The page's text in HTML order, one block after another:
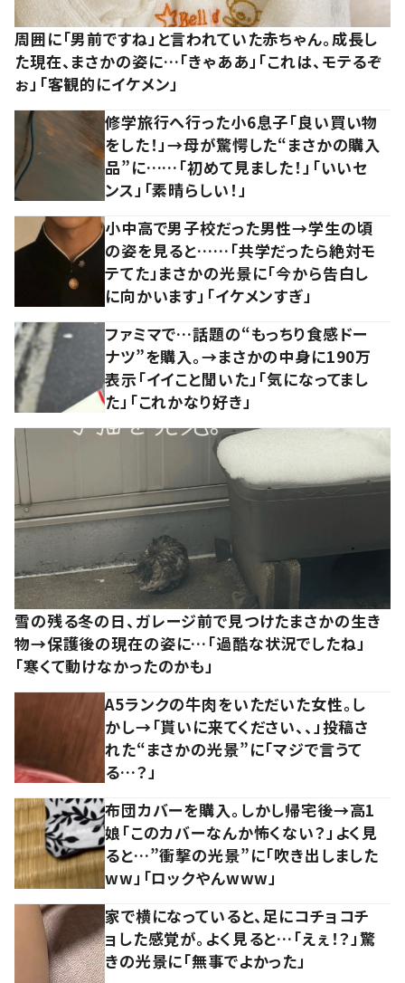
周囲に「男前ですね」と言われていた赤ちゃん。成長し
た現在、まさかの姿に…「きゃああ」「これは、モテるぞ
ぉ」「客観的にイケメン」
修学旅行へ行った小6息子「良い買い物
をした！」→母が驚愕した“まさかの購入
品”に……「初めて見ました！」「いいセ
ンス」「素晴らしい！」
小中高で男子校だった男性→学生の頃
の姿を見ると……「共学だったら絶対モ
テてた」まさかの光景に「今から告白し
に向かいます」「イケメンすぎ」
ファミマで…話題の“もっちり食感ドー
ナツ”を購入。→まさかの中身に190万
表示「イイこと聞いた」「気になってまし
た」「これかなり好き」
雪の残る冬の日、ガレージ前で見つけたまさかの生き
物→保護後の現在の姿に…「過酷な状況でしたね」
「寒くて動けなかったのかも」
A5ランクの牛肉をいただいた女性。し
かし→「貰いに来てください、、」投稿さ
れた“まさかの光景”に「マジで言うて
る…？」
布団カバーを購入。しかし帰宅後→高1
娘「このカバーなんか怖くない？」よく見
ると…”衝撃の光景”に「吹き出しました
ww」「ロックやんwww」
家で横になっていると、足にコチョコチ
ョした感覚が。よく見ると…「えぇ！？」驚
きの光景に「無事でよかった」